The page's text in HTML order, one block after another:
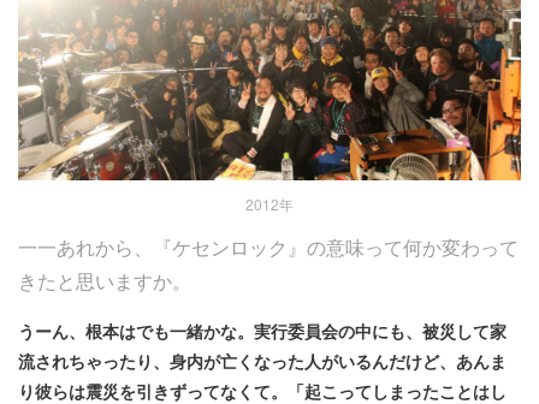
2012年
一一あれから、『ケセンロック』の意味って何か変わって
きたと思いますか。
うーん、根本はでも一緒かな。実行委員会の中にも、被災して家
流されちゃったり、身内が亡くなった人がいるんだけど、あんま
り彼らは震災を引きずってなくて。「起こってしまったことはし